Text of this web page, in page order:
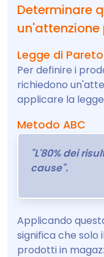
Determinare
Legge di Pareto
Per definire i
richiedono
applicare la
Metodo ABC
"L'80% dei
cause".
Applicando
significa che solo
prodotti in